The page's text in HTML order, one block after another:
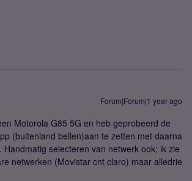
Forum|Forum|1 year ago
Motorola G85 5G en heb geprobeerd de
(buitenland bellen)aan te zetten met daarna
Handmatig selecteren van netwerk ook; ik zie
netwerken (Movistar cnt claro) maar alledrie